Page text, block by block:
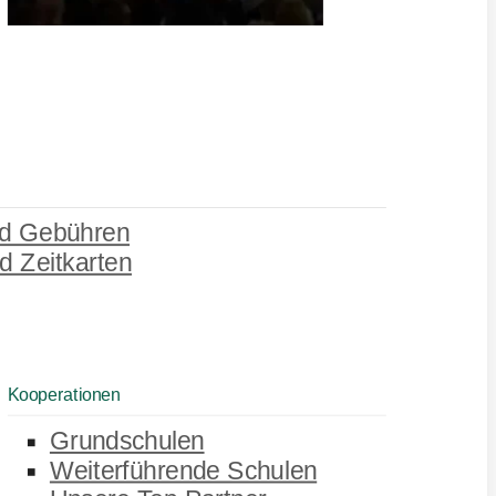
Gebühren
Zeitkarten
Kooperationen
Grundschulen
Weiterführende Schulen